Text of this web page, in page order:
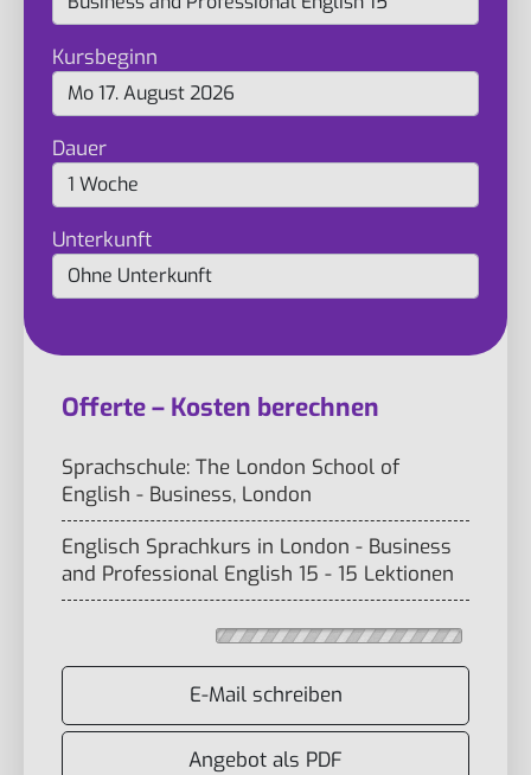
Kursbeginn
Dauer
Unterkunft
Offerte – Kosten berechnen
Sprachschule: The London School of
English - Business, London
Englisch Sprachkurs in London - Business
and Professional English 15 - 15 Lektionen
E-Mail schreiben
Angebot als PDF